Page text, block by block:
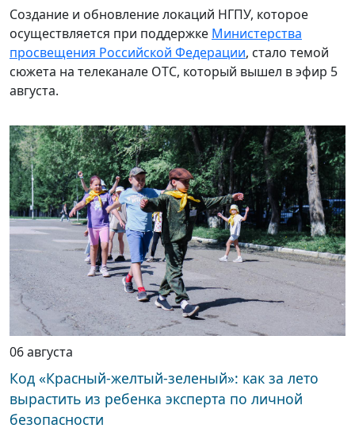
Создание и обновление локаций НГПУ, которое
осуществляется при поддержке Министерства
просвещения Российской Федерации, стало темой
сюжета на телеканале ОТС, который вышел в эфир 5
августа.
06 августа
Код «Красный-желтый-зеленый»: как за лето
вырастить из ребенка эксперта по личной
безопасности